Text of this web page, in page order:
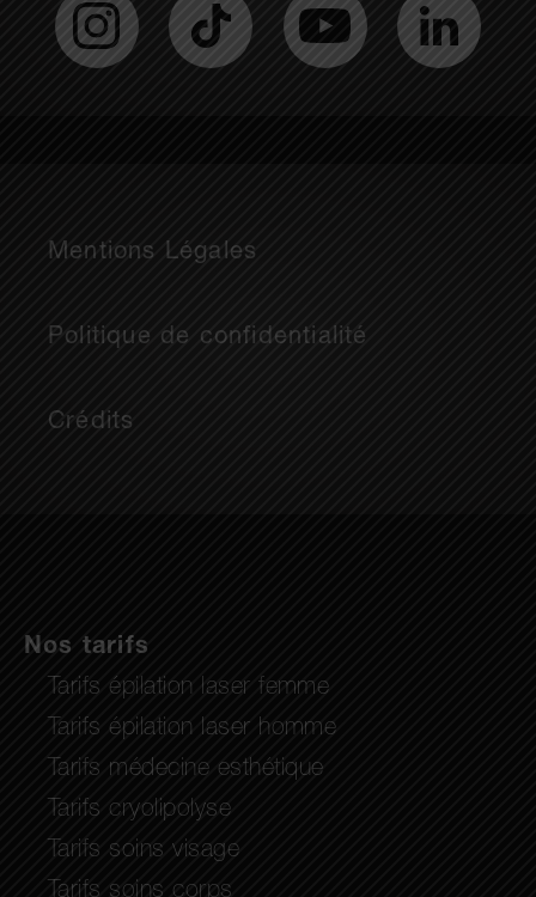
Mentions Légales
Politique de confidentialité
Crédits
Nos tarifs
Tarifs épilation laser femme
Tarifs épilation laser homme
Tarifs médecine esthétique
Tarifs cryolipolyse
Tarifs soins visage
Tarifs soins corps